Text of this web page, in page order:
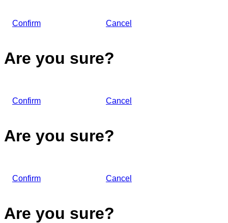
Confirm Cancel
Are you sure?
Confirm Cancel
Are you sure?
Confirm Cancel
Are you sure?